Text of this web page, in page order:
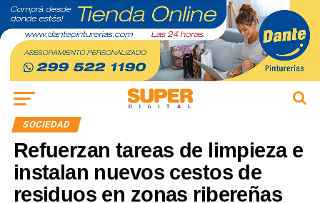
SOCIEDAD
Refuerzan tareas de limpieza e
instalan nuevos cestos de
residuos en zonas ribereñas